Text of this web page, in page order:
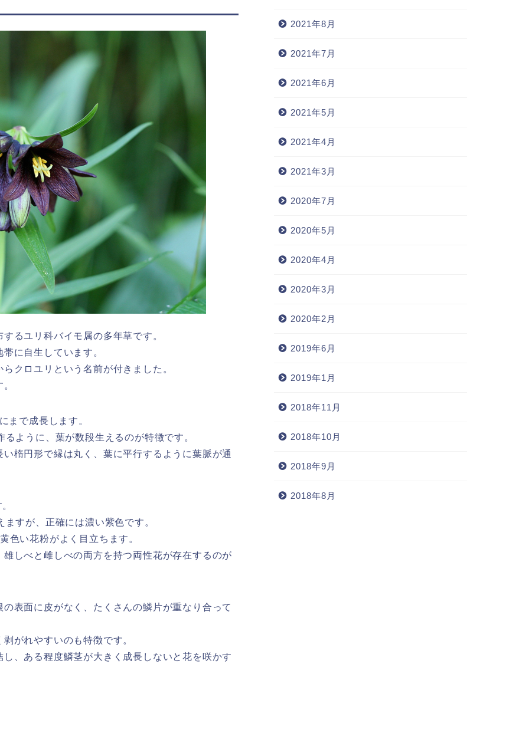
るユリ科バイモ属の多年草です。
に自生しています。
クロユリという名前が付きました。
まで成長します。
ように、葉が数段生えるのが特徴です。
楕円形で縁は丸く、葉に平行するように葉脈が通
すが、正確には濃い紫色です。
色い花粉がよく目立ちます。
しべと雌しべの両方を持つ両性花が存在するのが
表面に皮がなく、たくさんの鱗片が重なり合って
がれやすいのも特徴です。
、ある程度鱗茎が大きく成長しないと花を咲かす
2021年8月
2021年7月
2021年6月
2021年5月
2021年4月
2021年3月
2020年7月
2020年5月
2020年4月
2020年3月
2020年2月
2019年6月
2019年1月
2018年11月
2018年10月
2018年9月
2018年8月